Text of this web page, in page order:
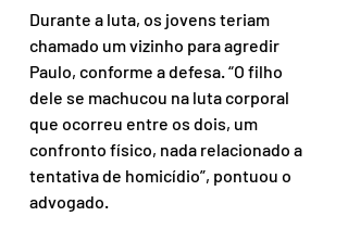
Durante a luta, os jovens teriam
chamado um vizinho para agredir
Paulo, conforme a defesa. “O filho
dele se machucou na luta corporal
que ocorreu entre os dois, um
confronto físico, nada relacionado a
tentativa de homicídio”, pontuou o
advogado.